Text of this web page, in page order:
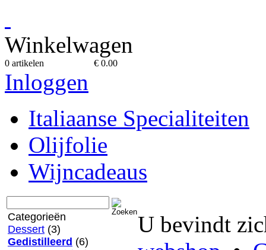
Winkelwagen
0 artikelen € 0.00
Inloggen
Italiaanse Specialiteiten
Olijfolie
Wijncadeaus
Categorieën
Dessert (3)
Gedistilleerd (6)
U bevindt